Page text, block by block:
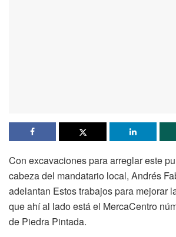
Con excavaciones para arreglar este
cabeza del mandatario local, Andrés
adelantan Estos trabajos para mejorar
que ahí al lado está el MercaCentro
de Piedra Pintada.